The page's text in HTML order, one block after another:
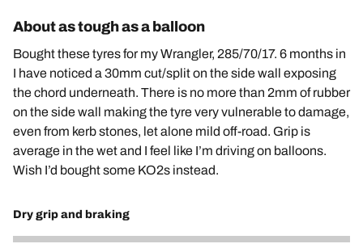
About as tough as a balloon
Bought these tyres for my Wrangler, 285/70/17. 6 months in
I have noticed a 30mm cut/split on the side wall exposing
the chord underneath. There is no more than 2mm of rubber
on the side wall making the tyre very vulnerable to damage,
even from kerb stones, let alone mild off-road. Grip is
average in the wet and I feel like I’m driving on balloons.
Wish I’d bought some KO2s instead.
Dry grip and braking
3